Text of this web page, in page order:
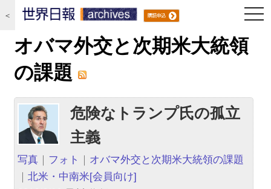
＜
オバマ外交と次期米大統領
の課題
危険なトランプ氏の孤立
主義
写真 ｜ フォト ｜ オバマ外交と次期米大統領の課題
｜北米・中南米[会員向け]